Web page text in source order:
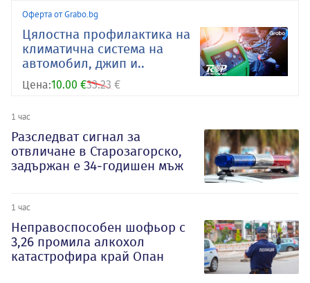
Оферта от Grabo.bg
Цялостна профилактика на
климатична система на
автомобил, джип и..
Цена:10.00 €33.23 €
1 час
Разследват сигнал за
отвличане в Старозагорско,
задържан е 34-годишен мъж
1 час
Неправоспособен шофьор с
3,26 промила алкохол
катастрофира край Опан